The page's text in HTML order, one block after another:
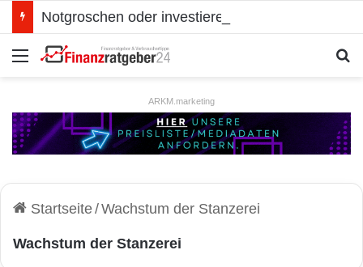
Menü
ARKM.marketing
Startseite/Wachstum der Stanzerei
Wachstum der Stanzerei